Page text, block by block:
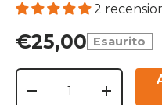
2
€25,00 Esaurito
Q.tà
-
+